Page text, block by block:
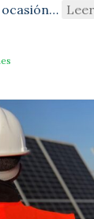
ocasión…